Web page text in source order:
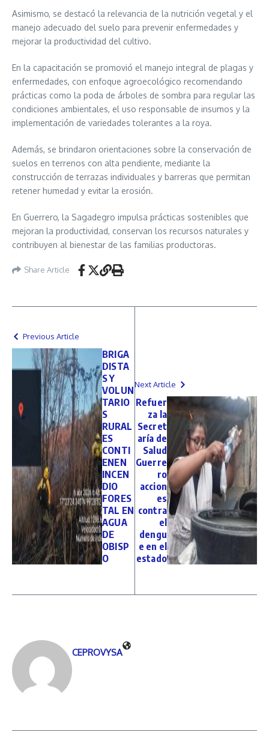
Asimismo, se destacó la relevancia de la nutrición vegetal y el
manejo adecuado del suelo para prevenir enfermedades y
mejorar la productividad del cultivo.
En la capacitación se promovió el manejo integral de plagas y
enfermedades, con enfoque agroecológico recomendando
prácticas como la poda de árboles de sombra para regular las
condiciones ambientales, el uso responsable de insumos y la
implementación de variedades tolerantes a la roya.
Además, se brindaron orientaciones sobre la conservación de
suelos en terrenos con alta pendiente, mediante la
construcción de terrazas individuales y barreras que permitan
retener humedad y evitar la erosión.
En Guerrero, la Sagadegro impulsa prácticas sostenibles que
mejoran la productividad, conservan los recursos naturales y
contribuyen al bienestar de las familias productoras.
Share Article
Previous Article
BRIGA
DISTA
S Y
VOLUN
TARIO
S
RURAL
ES
CONTI
ENEN
INCEN
DIO
FORES
TAL EN
AGUA
DE
OBISP
O
Next Article
Refuer
za la
Secret
aría de
Salud
Guerre
ro
accion
es
contra
el
dengu
e en el
estado
CEPROVYSA